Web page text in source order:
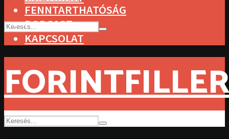
FENNTARTHATÓSÁG
PODCAST
KAPCSOLAT